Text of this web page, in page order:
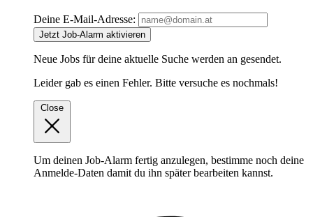
Deine E-Mail-Adresse:
Jetzt Job-Alarm aktivieren
Neue Jobs für deine aktuelle Suche werden an gesendet.
Leider gab es einen Fehler. Bitte versuche es nochmals!
Close
Um deinen Job-Alarm fertig anzulegen, bestimme noch deine
Anmelde-Daten damit du ihn später bearbeiten kannst.